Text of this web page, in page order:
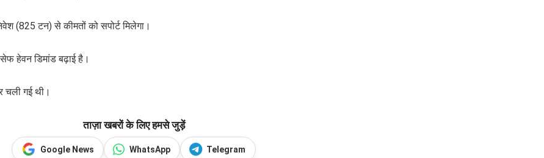
(825 टन) से कीमतों को सपोर्ट मिलेगा।
हेवन डिमांड बढ़ाई है।
चली गई थी।
ताज़ा खबरों के लिए हमसे जुड़ें
Google News WhatsApp Telegram